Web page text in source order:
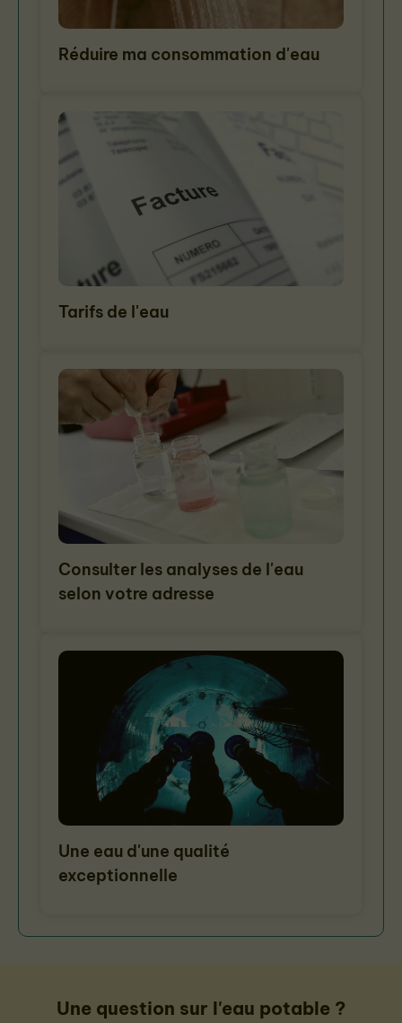
Réduire ma consommation d'eau
Tarifs de l'eau
Consulter les analyses de l'eau
selon votre adresse
Une eau d'une qualité
exceptionnelle
Une question sur l'eau potable ?